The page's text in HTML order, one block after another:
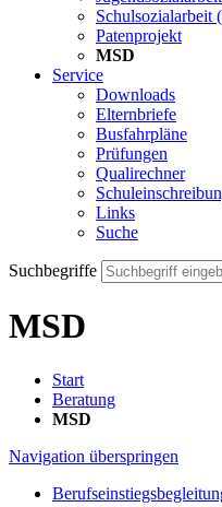
Schulsozialarbeit
Patenprojekt
MSD
Service
Downloads
Elternbriefe
Busfahrpläne
Prüfungen
Qualirechner
Links
Suche
Suchbegriffe
MSD
Start
Beratung
MSD
Navigation überspringen